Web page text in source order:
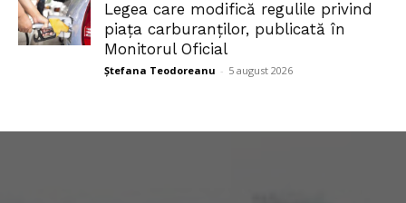
Legea care modifică regulile privind
piața carburanților, publicată în
Monitorul Oficial
Ștefana Teodoreanu - 5 august 2026